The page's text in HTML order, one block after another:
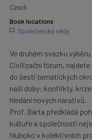
Czech
Book locations
Společenské vědy
Ve druhém svazku
Civilizační fórum,
do šesti tematických
naší doby: konflikty,
hledání nových narativů.
Prof. Bárta předkládá
kultuře a společnosti
hluboko v kolektivních